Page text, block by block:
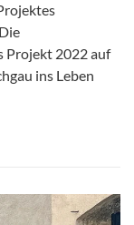
Projekt 2022 auf
ins Leben